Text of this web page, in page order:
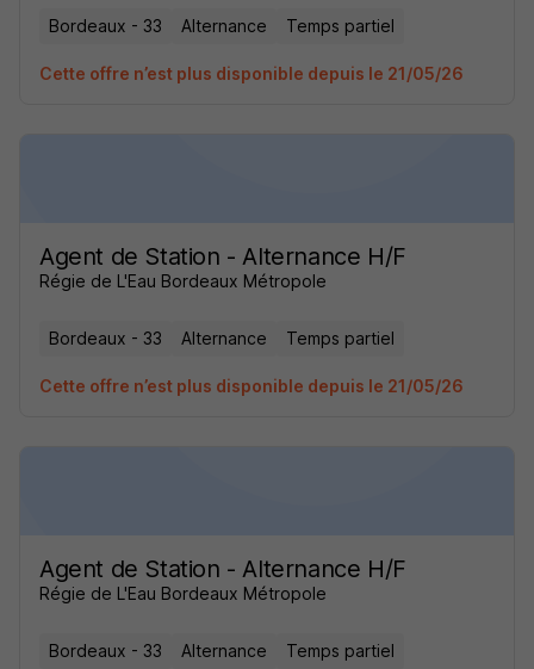
Bordeaux - 33 Alternance Temps partiel
Cette offre n’est plus disponible depuis le 21/05/26
Agent de Station - Alternance H/F
Régie de L'Eau Bordeaux Métropole
Bordeaux - 33 Alternance Temps partiel
Cette offre n’est plus disponible depuis le 21/05/26
Agent de Station - Alternance H/F
Régie de L'Eau Bordeaux Métropole
Bordeaux - 33 Alternance Temps partiel